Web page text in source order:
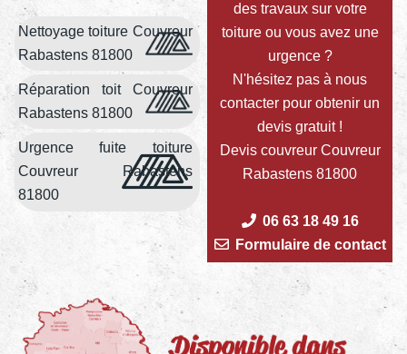
Nettoyage toiture Couvreur
Rabastens 81800
Réparation toit Couvreur
Rabastens 81800
Urgence fuite toiture
Couvreur Rabastens
81800
des travaux sur votre
toiture ou vous avez une
urgence ?
N'hésitez pas à nous
contacter pour obtenir un
devis gratuit !
Devis couvreur Couvreur
Rabastens 81800
06 63 18 49 16
Formulaire de contact